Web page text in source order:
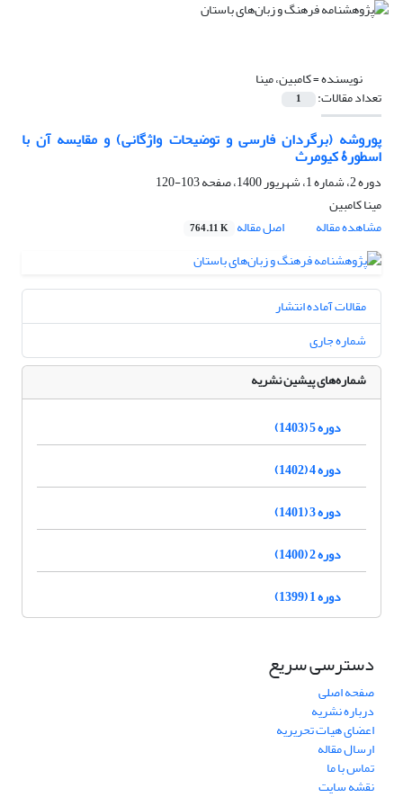
نویسنده =کامبین، مینا
تعداد مقالات: 1
پوروشه (برگردان فارسی و توضیحات واژگانی) و مقایسه آن با
اسطورۀ کیومرث
دوره 2، شماره 1، شهریور 1400، صفحه
103-120
مینا کامبین
مشاهده مقاله
اصل مقاله 764.11 K
مقالات آماده انتشار
شماره جاری
شماره‌های پیشین نشریه
دوره 5 (1403)
دوره 4 (1402)
دوره 3 (1401)
دوره 2 (1400)
دوره 1 (1399)
دسترسی سریع
صفحه اصلی
درباره نشریه
اعضای هیات تحریریه
ارسال مقاله
تماس با ما
نقشه سایت